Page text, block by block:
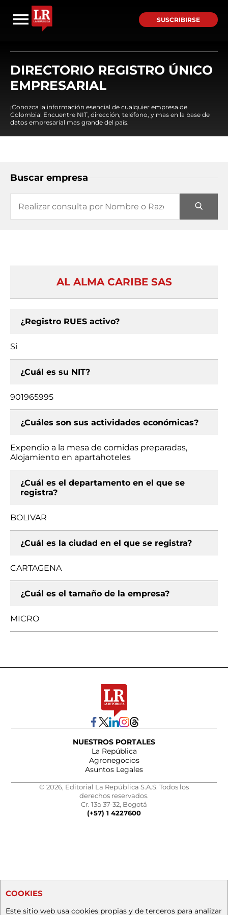
SUSCRIBIRSE
DIRECTORIO REGISTRO ÚNICO
EMPRESARIAL
¡Conozca la información esencial de cualquier empresa de
Colombia! Encuentre NIT, dirección, teléfono, y mas en la base de
datos empresarial mas grande del país.
Buscar empresa
AL ALMA CARIBE SAS
¿Registro RUES activo?
Si
¿Cuál es su NIT?
901965995
¿Cuáles son sus actividades económicas?
Expendio a la mesa de comidas preparadas,
Alojamiento en apartahoteles
¿Cuál es el departamento en el que se
registra?
BOLIVAR
¿Cuál es la ciudad en el que se registra?
CARTAGENA
¿Cuál es el tamaño de la empresa?
MICRO
NUESTROS PORTALES
La República
Agronegocios
Asuntos Legales
© 2026, Editorial La República S.A.S. Todos los
derechos reservados.
Cr. 13a 37-32, Bogotá
(+57) 1 4227600
COOKIES
Este sitio web usa cookies propias y de terceros para analizar